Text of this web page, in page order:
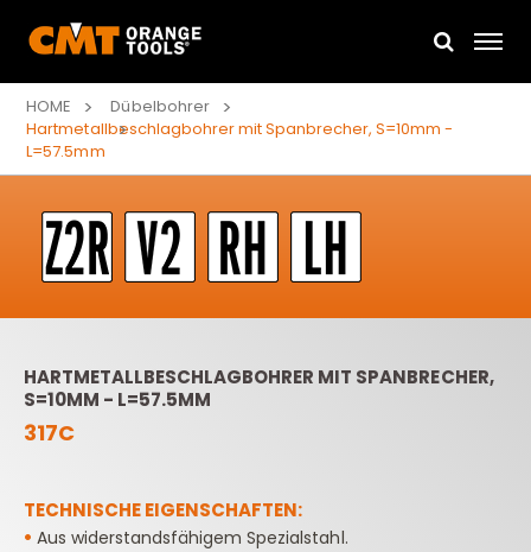
HOME
Dübelbohrer
Hartmetallbeschlagbohrer mit Spanbrecher, S=10mm -
L=57.5mm
HARTMETALLBESCHLAGBOHRER MIT SPANBRECHER,
S=10MM - L=57.5MM
317C
TECHNISCHE EIGENSCHAFTEN:
•Aus widerstandsfähigem Spezialstahl.